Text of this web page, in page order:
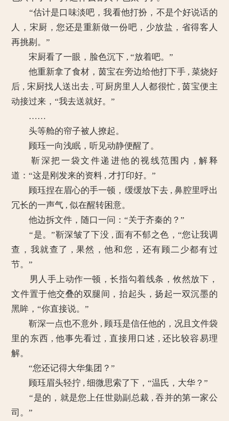
“估计是口味淡吧，我看他打扮，不是个好说话的
人，宋厨，您还是重新做一份吧，少放盐，省得客人
再挑剔。”
宋厨看了一眼，脸色沉下 , “放着吧。”
他重新拿了食材，茵宝在旁边给他打下手 , 菜烧好
后 , 宋厨找人送出去 , 可厨房里人人都很忙 , 茵宝便主
动接过来，“我去送就好。”
……
头等舱的帘子被人撩起。
顾珏一向浅眠，听见动静便醒了。
靳深把一袋文件递进他的视线范围内 , 解释
道：“这是刚发来的资料 , 才打印好。”
顾珏捏在眉心的手一顿，缓缓放下去 , 鼻腔里呼出
冗长的一声气 , 似在醒转困意。
他边拆文件，随口一问：“关于齐秦的？”
“是。”靳深皱了下没 , 面有不郁之色，“您让我调
查，我就查了 , 果然，他和您，还有顾二少都有过
节。”
男人手上动作一顿，长指勾着线条，攸然放下，
文件置于他交叠的双腿间，抬起头，扬起一双沉墨的
黑眸，“你直接说。”
靳深一点也不意外 , 顾珏是信任他的，况且文件袋
里的东西 , 他事先看过 , 直接用口述 , 还比较容易理
解。
“您还记得大华集团？”
顾珏眉头轻拧 , 细微思索了下，“温氏，大华？”
“是的，就是您上任世勋副总裁 , 吞并的第一家公
司。”